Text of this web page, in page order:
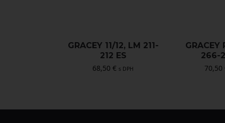
GRACEY 11/12, LM 211-
212 ES
68,50€ s DPH
GRACEY
266-
70,50